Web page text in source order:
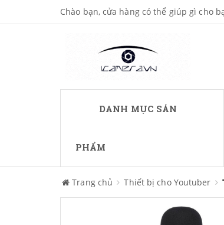
Chào bạn, cửa hàng có thể giúp gì cho
DANH MỤC SẢN
PHẨM
Trang chủ Thiết bị cho Youtuber